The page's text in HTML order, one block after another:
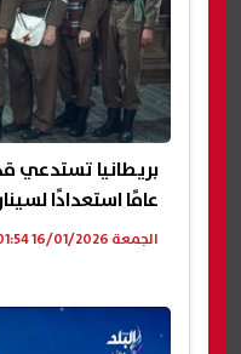
عامًا استعدادًا
الجمعة 16/01/2026 01:54 م